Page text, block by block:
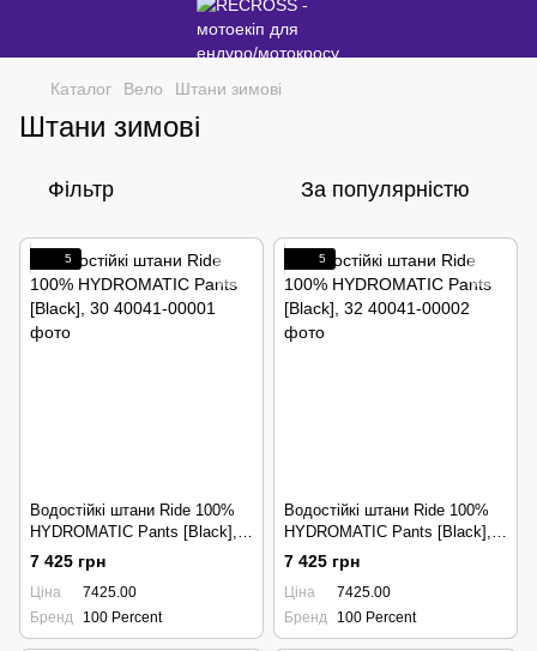
Каталог Вело Штани зимові
Штани зимові
Фільтр За популярністю
5
Водостійкі штани Ride 100%
HYDROMATIC Pants [Black],
30
7 425 грн
Ціна
7425.00
Бренд
100 Percent
5
Водостійкі штани Ride 100%
HYDROMATIC Pants [Black],
32
7 425 грн
Ціна
7425.00
Бренд
100 Percent